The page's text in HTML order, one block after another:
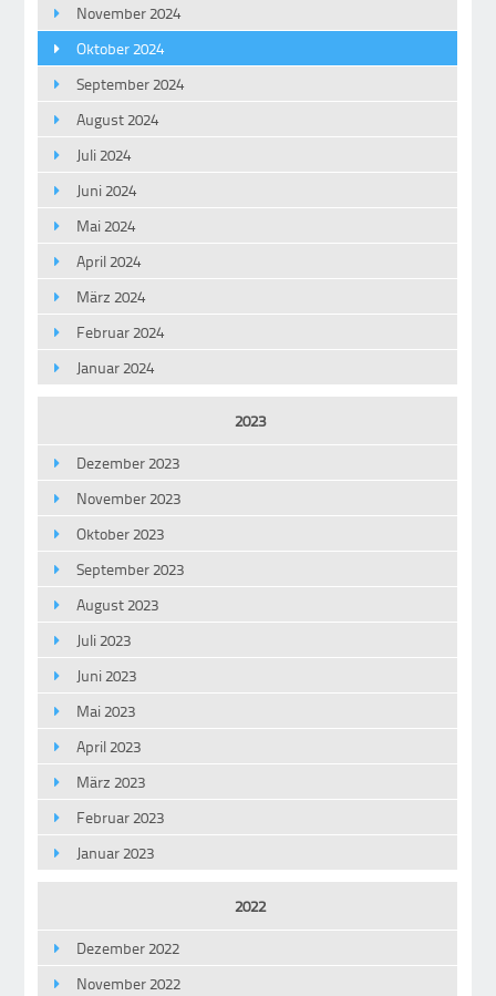
November 2024
Oktober 2024
September 2024
August 2024
Juli 2024
Juni 2024
Mai 2024
April 2024
März 2024
Februar 2024
Januar 2024
2023
Dezember 2023
November 2023
Oktober 2023
September 2023
August 2023
Juli 2023
Juni 2023
Mai 2023
April 2023
März 2023
Februar 2023
Januar 2023
2022
Dezember 2022
November 2022